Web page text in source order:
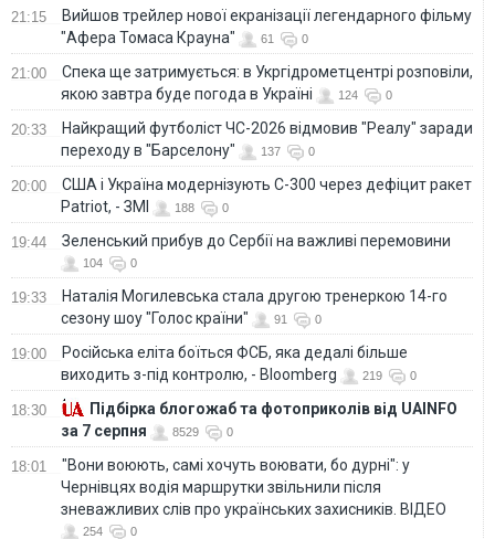
21:15
Вийшов трейлер нової екранізації легендарного фільму
"Афера Томаса Крауна"
61 0
21:00
Спека ще затримується: в Укргідрометцентрі розповіли,
якою завтра буде погода в Україні
124 0
20:33
Найкращий футболіст ЧС-2026 відмовив "Реалу" заради
переходу в "Барселону"
137 0
20:00
США і Україна модернізують С-300 через дефіцит ракет
Patriot, - ЗМІ
188 0
19:44 Зеленський прибув до Сербії на важливі перемовини
104 0
19:33
Наталія Могилевська стала другою тренеркою 14-го
сезону шоу "Голос країни"
91 0
19:00
Російська еліта боїться ФСБ, яка дедалі більше
виходить з-під контролю, - Bloomberg
219 0
18:30
Підбірка блогожаб та фотоприколів від UAINFO
за 7 серпня
8529 0
18:01
"Вони воюють, самі хочуть воювати, бо дурні": у
Чернівцях водія маршрутки звільнили після
зневажливих слів про українських захисників. ВІДЕО
254 0